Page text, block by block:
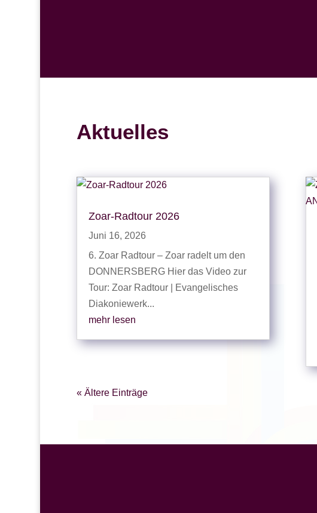
Aktuelles
Zoar-Radtour 2026
Juni 16, 2026
6. Zoar Radtour – Zoar radelt um den
DONNERSBERG Hier das Video zur
Tour: Zoar Radtour | Evangelisches
Diakoniewerk...
mehr lesen
« Ältere Einträge